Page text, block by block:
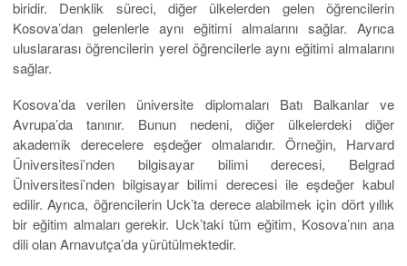
biridir. Denklik süreci, diğer ülkelerden gelen öğrencilerin
Kosova’dan gelenlerle aynı eğitimi almalarını sağlar. Ayrıca
uluslararası öğrencilerin yerel öğrencilerle aynı eğitimi almalarını
sağlar.
Kosova’da verilen üniversite diplomaları Batı Balkanlar ve
Avrupa’da tanınır. Bunun nedeni, diğer ülkelerdeki diğer
akademik derecelere eşdeğer olmalarıdır. Örneğin, Harvard
Üniversitesi’nden bilgisayar bilimi derecesi, Belgrad
Üniversitesi’nden bilgisayar bilimi derecesi ile eşdeğer kabul
edilir. Ayrıca, öğrencilerin Uck’ta derece alabilmek için dört yıllık
bir eğitim almaları gerekir. Uck’taki tüm eğitim, Kosova’nın ana
dili olan Arnavutça’da yürütülmektedir.